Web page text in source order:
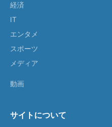
経済
IT
エンタメ
スポーツ
メディア
動画
サイトについて